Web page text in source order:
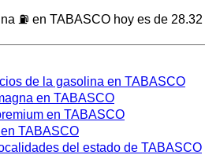
⛽ en TABASCO hoy es de
de la gasolina en TABASCO
en TABASCO
en TABASCO
TABASCO
del estado de TABASCO